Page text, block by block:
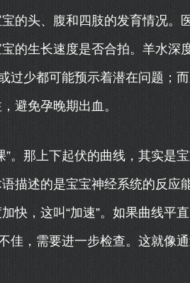
的头、腹和四肢的发育情况。
的生长速度是否合拍。羊水深
过少都可能预示着潜在问题；
避免孕晚期出血。
。那上下起伏的曲线，其实是
描述的是宝宝神经系统的反应
快，这叫“加速”。如果曲线平
佳，需要进一步检查。这就像